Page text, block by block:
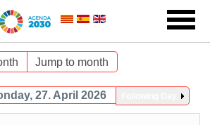
Jump to month
27. April 2026